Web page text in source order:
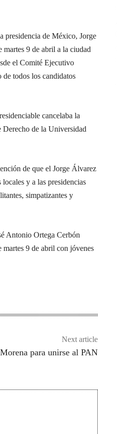
presidencia de México, Jorge
martes 9 de abril a la ciudad
el Comité Ejecutivo
de todos los candidatos
cancelaba la
Derecho de la Universidad
de que el Jorge Álvarez
y a las presidencias
simpatizantes y
Antonio Ortega Cerbón
9 de abril con jóvenes
Next article
para unirse al PAN